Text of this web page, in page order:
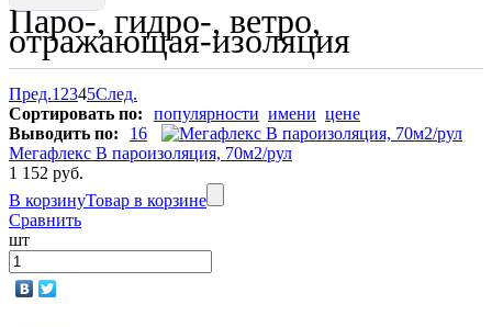
Паро-, гидро-, ветро,
отражающая-изоляция
Пред.1 2345След.
Сортировать по:
популярности имени цене
Выводить по:
16
Мегафлекс B пароизоляция, 70м2/рул
1 152 руб.
В корзинуТовар в корзине
Сравнить
шт